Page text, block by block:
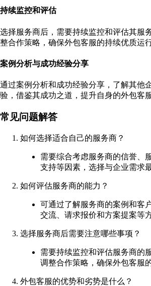
持续监控和评估
选择服务商后，需要持续监控和评估其服
整合作策略，确保外包客服的持续优质运行
案例分析与成功经验分享
通过案例分析和成功经验分享，了解其他
验，借鉴其成功之道，提升自身的外包客
常见问题解答
如何选择适合自己的服务商？
需要综合考虑服务商的信誉、
支持等因素，选择与企业需求
如何评估服务商的能力？
可通过了解服务商的案例和客
交流、请求报价和方案提案等
选择服务商后需要注意哪些事项？
需要持续监控和评估服务商的
调整合作策略，确保外包客服
外包客服的优势和劣势是什么？